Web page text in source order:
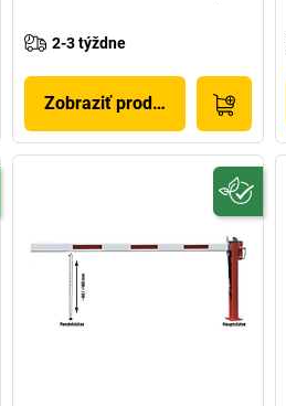
2-3 týždne
Zobraziť produkt